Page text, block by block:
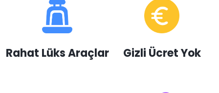
Rahat Lüks Araçlar Gizli Ücret Yok